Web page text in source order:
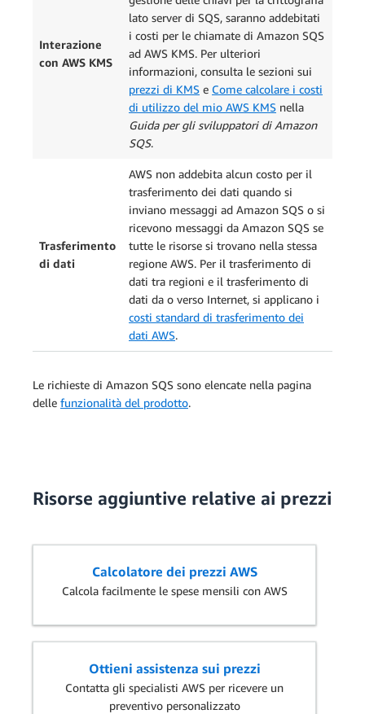
Interazione
con AWS KMS
lato server di SQS, saranno addebitati
i costi per le chiamate di Amazon SQS
ad AWS KMS. Per ulteriori
informazioni, consulta le sezioni sui
prezzi di KMS e Come calcolare i costi
di utilizzo del mio AWS KMS nella
Guida per gli sviluppatori di Amazon
SQS.
Trasferimento
di dati
AWS non addebita alcun costo per il
trasferimento dei dati quando si
inviano messaggi ad Amazon SQS o si
ricevono messaggi da Amazon SQS se
tutte le risorse si trovano nella stessa
regione AWS. Per il trasferimento di
dati tra regioni e il trasferimento di
dati da o verso Internet, si applicano i
costi standard di trasferimento dei
dati AWS.
Le richieste di Amazon SQS sono elencate nella pagina
delle funzionalità del prodotto.
Risorse aggiuntive relative ai prezzi
Calcolatore dei prezzi AWS
Calcola facilmente le spese mensili con AWS
Ottieni assistenza sui prezzi
Contatta gli specialisti AWS per ricevere un
preventivo personalizzato